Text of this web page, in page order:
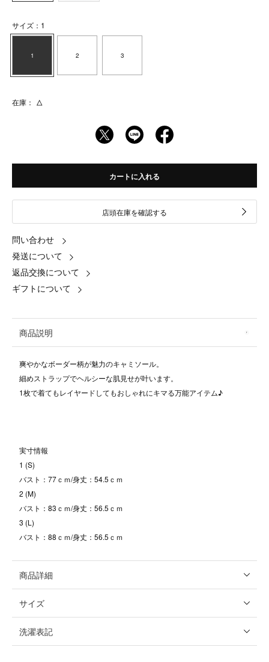
サイズ：1
1 2 3
在庫： △
カートに入れる
店頭在庫を確認する
問い合わせ
発送について
返品交換について
ギフトについて
商品説明
爽やかなボーダー柄が魅力のキャミソール。
細めストラップでヘルシーな肌見せが叶います。
1枚で着てもレイヤードしてもおしゃれにキマる万能アイテム♪
実寸情報
1 (S)
バスト：77ｃｍ/身丈：54.5ｃｍ
2 (M)
バスト：83ｃｍ/身丈：56.5ｃｍ
3 (L)
バスト：88ｃｍ/身丈：56.5ｃｍ
商品詳細
サイズ
洗濯表記